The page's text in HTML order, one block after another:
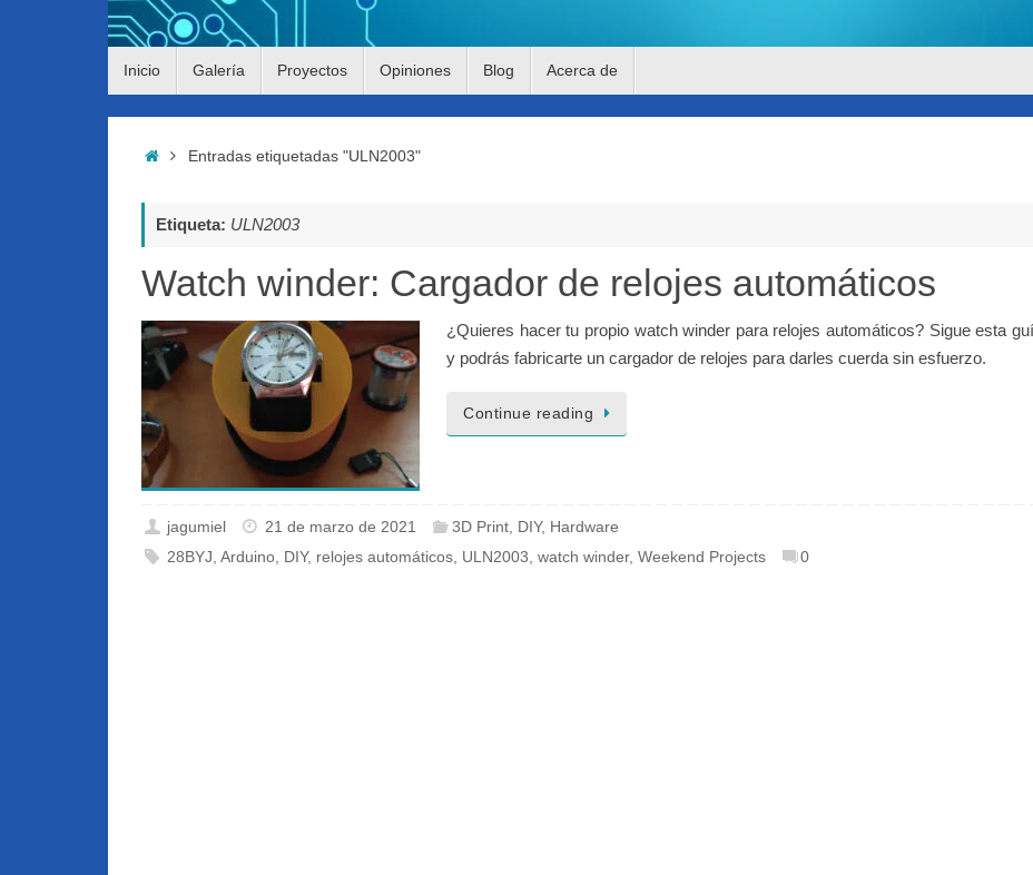
Inicio Galería Proyectos Opiniones Blog Acerca de
InicioEntradas etiquetadas "ULN2003"
Etiqueta: ULN2003
Watch winder: Cargador de relojes automáticos
¿Quieres hacer tu propio watch winder para relojes automáticos? Sigue esta
y podrás fabricarte un cargador de relojes para darles cuerda sin esfuerzo.
Continue reading
jagumiel 21 de marzo de 2021 3D Print, DIY, Hardware
28BYJ,Arduino, DIY, relojes automáticos, ULN2003,watch winder,Weekend Projects 0